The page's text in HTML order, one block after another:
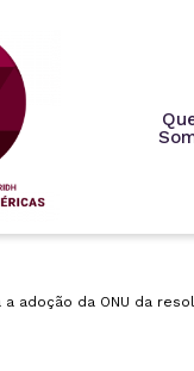
a adoção da ONU da